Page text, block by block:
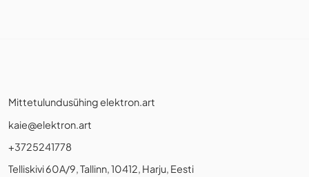
Mittetulundusühing elektron.art
kaie@elektron.art
+3725241778
Telliskivi 60A/9, Tallinn, 10412, Harju, Eesti